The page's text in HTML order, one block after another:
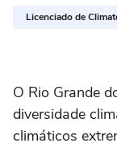
Licenciado de
O Rio Grande
diversidade
climáticos